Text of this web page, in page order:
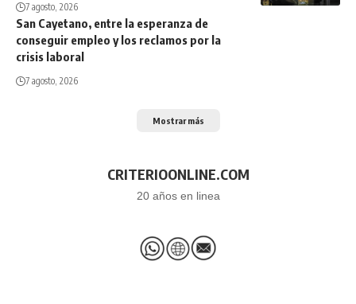
7 agosto, 2026
San Cayetano, entre la esperanza de
conseguir empleo y los reclamos por la
crisis laboral
7 agosto, 2026
Mostrar más
CRITERIOONLINE.COM
20 años en linea